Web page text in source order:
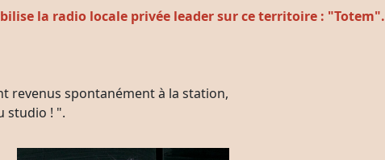
la radio locale privée leader sur ce territoire : "Totem".
revenus spontanément à la station,
studio ! ".